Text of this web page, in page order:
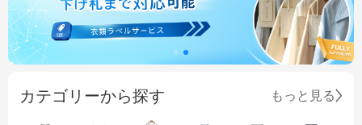
カテゴリーから探す もっと見る